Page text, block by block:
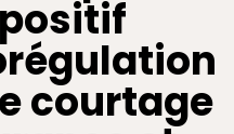
courtage